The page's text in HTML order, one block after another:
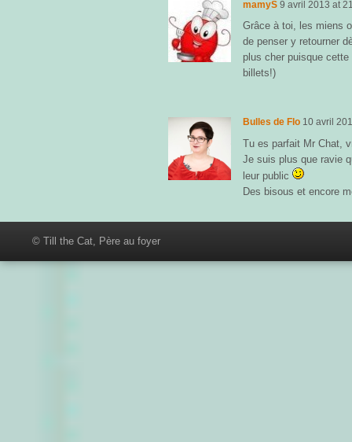
mamyS 9 avril 2013 at
Grâce à toi, les miens
de penser y retourner
plus cher puisque
billets!)
Bulles de Flo 10 avril
Tu es parfait Mr Chat,
Je suis plus que ravie
leur public
Des bisous et encore
© Till the Cat, Père au foyer